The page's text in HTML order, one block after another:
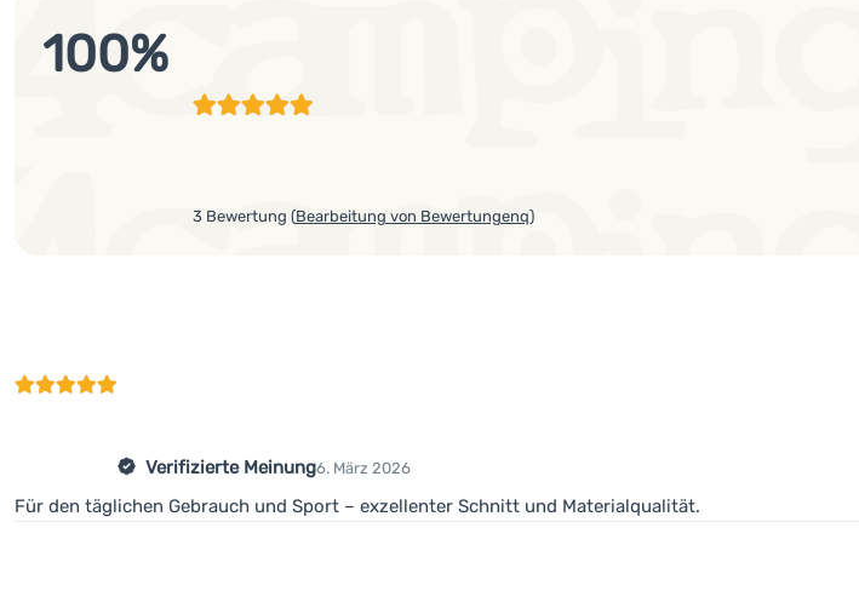
100%
3 Bewertung (Bearbeitung von Bewertungenq)
Für den täglichen Gebrauch und Sport – exzellenter Schnitt und Materialqualität.
Verifizierte Meinung6. März 2026